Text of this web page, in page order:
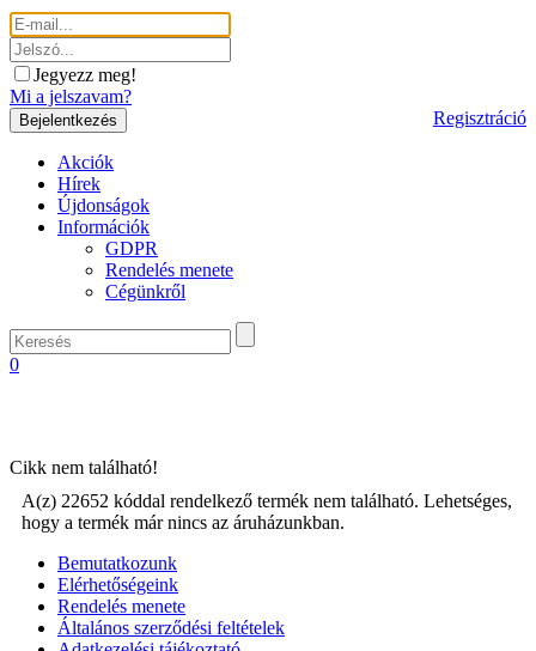
Jegyezz meg!
Mi a jelszavam?
Regisztráció
Akciók
Hírek
Újdonságok
Információk
GDPR
Rendelés menete
Cégünkről
0
Cikk nem található!
A(z) 22652 kóddal rendelkező termék nem található. Lehetséges,
hogy a termék már nincs az áruházunkban.
Bemutatkozunk
Elérhetőségeink
Rendelés menete
Általános szerződési feltételek